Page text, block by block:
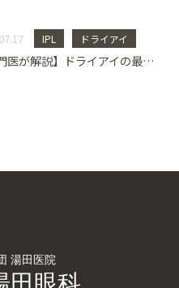
IPL ドライアイ
【専門医が解説】ドライアイの最新治療 〜IPL治療とは？〜
湯田医院